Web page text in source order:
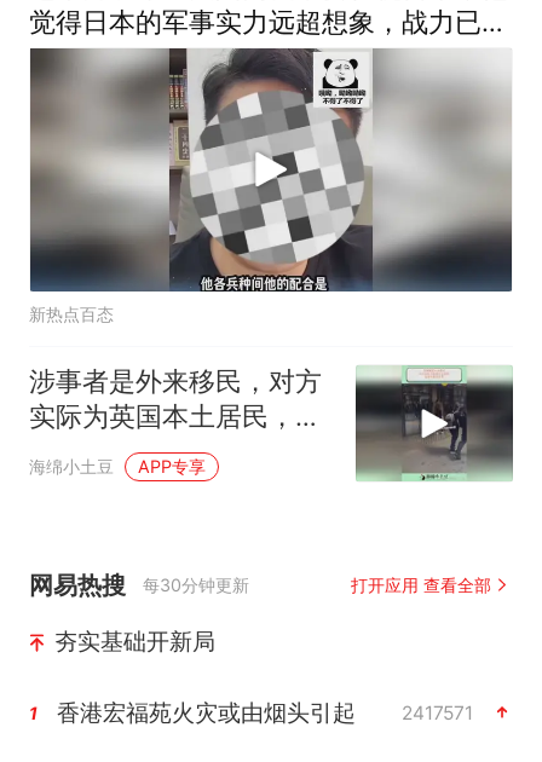
觉得日本的军事实力远超想象，战力已经
超过英国和法国了！
新热点百态
涉事者是外来移民，对方
实际为英国本土居民，看
看外面的世界
海绵小土豆 APP专享
网易热搜 每30分钟更新 打开应用 查看全部
夯实基础开新局
1 香港宏福苑火灾或由烟头引起 2417571